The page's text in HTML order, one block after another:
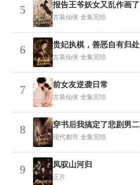
5 报告王爷妖女又乱作画了
古装仙侠 全集完结
6 贵妃执棋，善恶自有归处
古装仙侠 全集完结
7 前女友逆袭日常
古装仙侠 全集完结
8 穿书后我搞定了悲剧男二
现代都市 全集完结
9 凤驭山河归
正片